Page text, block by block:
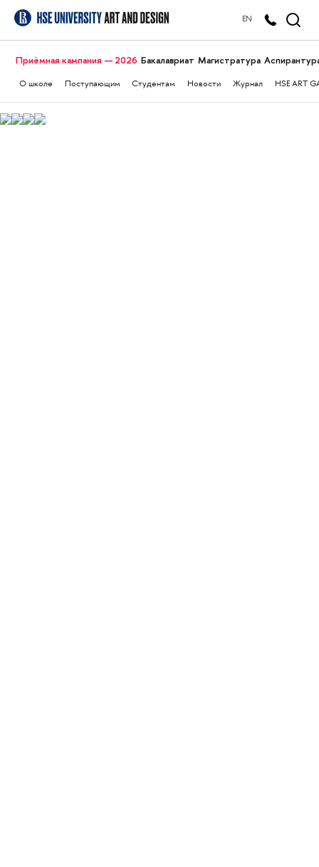
EN
Приёмная кампания — 2026 Бакалавриат Магистратура
О школе Поступающим Студентам Новости Журнал HSE ART